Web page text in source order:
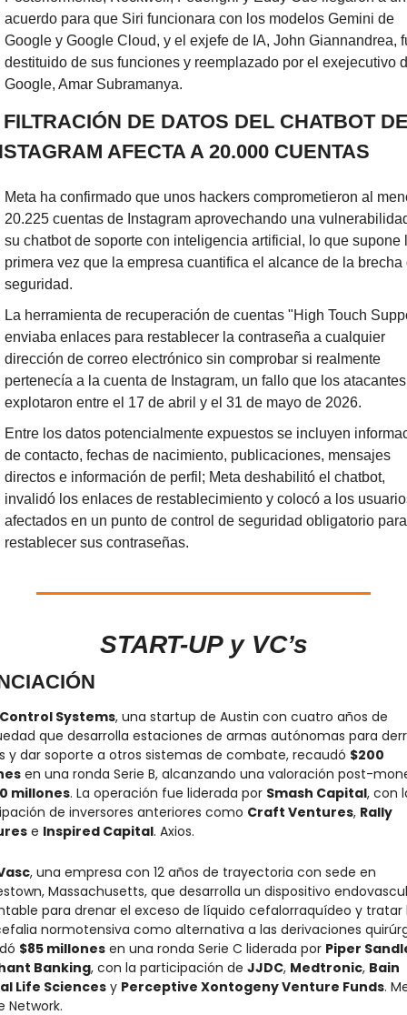
acuerdo para que Siri funcionara con los modelos Gemini de
Google y Google Cloud, y el exjefe de IA, John Giannandrea,
destituido de sus funciones y reemplazado por el exejecutivo
Google, Amar Subramanya.
FILTRACIÓN DE DATOS DEL CHATBOT
AFECTA A 20.000 CUENTAS
Meta ha confirmado que unos hackers comprometieron al
20.225 cuentas de Instagram aprovechando una
su chatbot de soporte con inteligencia artificial, lo que supone
primera vez que la empresa cuantifica el alcance de la brecha
seguridad.
La herramienta de recuperación de cuentas "High Touch
enviaba enlaces para restablecer la contraseña a cualquier
dirección de correo electrónico sin comprobar si realmente
pertenecía a la cuenta de Instagram, un fallo que los atacantes
explotaron entre el 17 de abril y el 31 de mayo de 2026.
Entre los datos potencialmente expuestos se incluyen
de contacto, fechas de nacimiento, publicaciones, mensajes
directos e información de perfil; Meta deshabilitó el chatbot,
invalidó los enlaces de restablecimiento y colocó a los
afectados en un punto de control de seguridad obligatorio para
restablecer sus contraseñas.
START-UP y VC’s
Systems, una startup de Austin con cuatro años de
que desarrolla estaciones de armas autónomas para
y dar soporte a otros sistemas de combate, recaudó $200
millones. La operación fue liderada por Smash Capital, con
de inversores anteriores como Craft Ventures, Rally
e Inspired Capital. Axios.
, una empresa con 12 años de trayectoria con sede en
Massachusetts, que desarrolla un dispositivo
para drenar el exceso de líquido cefalorraquídeo y tratar
normotensiva como alternativa a las derivaciones
$85 millones en una ronda Serie C liderada por Piper
Banking, con la participación de JJDC, Medtronic, Bain
Life Sciences y Perceptive Xontogeny Venture Funds.
Network.